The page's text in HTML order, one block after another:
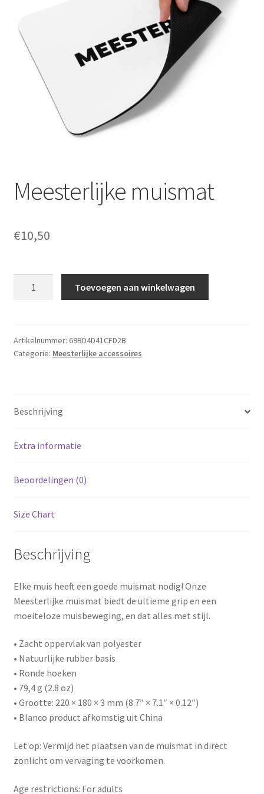
Mijn account
Contact
Meesterlijke muismat
€10,50
Toevoegen aan winkelwagen
Artikelnummer: 69BD4D41CFD2B
Categorie: Meesterlijke accessoires
Beschrijving
Extra informatie
Beoordelingen (0)
Size Chart
Beschrijving
Elke muis heeft een goede muismat nodig! Onze
Meesterlijke muismat biedt de ultieme grip en een
moeiteloze muisbeweging, en dat alles met stijl.
• Zacht oppervlak van polyester
• Natuurlijke rubber basis
• Ronde hoeken
• 79,4 g (2.8 oz)
• Grootte: 220 × 180 × 3 mm (8.7″ × 7.1″ × 0.12″)
• Blanco product afkomstig uit China
Let op: Vermijd het plaatsen van de muismat in direct
zonlicht om vervaging te voorkomen.
Age restrictions: For adults